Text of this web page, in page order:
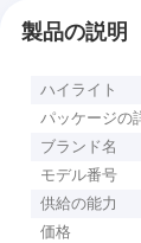
製品の説明
ハイライト
パッケージの
ブランド名
モデル番号
供給の能力
価格